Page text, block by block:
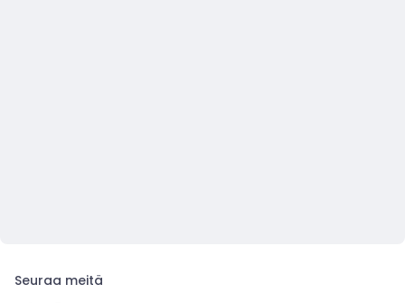
Seuraa meitä